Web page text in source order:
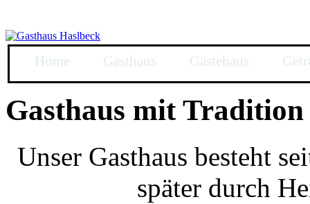
Home Gasthaus Gästehaus
Gasthaus mit Tradition
Unser Gasthaus besteht
später durch